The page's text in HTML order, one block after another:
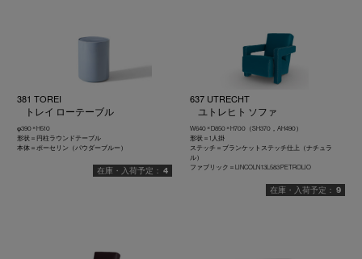
381 TOREI
トレイ ローテーブル
φ390 × H510
形状＝円柱ラウンドテーブル
本体＝ポーセリン（パウダーブルー）
4
637 UTRECHT
ユトレヒト ソファ
W640 × D850 × H700（SH370，AH490）
形状＝1人掛
ステッチ＝ブランケットステッチ仕上（ナチュラ
ル）
ファブリック＝LINCOLN 13L583 PETROLIO
9